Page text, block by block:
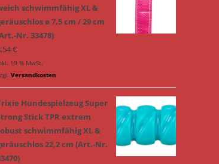
schwimmfähig XL &
ø 7,5 cm / 29 cm
Nr. 33478)
€
19 % MwSt.
Versandkosten
Hundespielzeug Super
Stick TPR extrem
schwimmfähig XL &
22,2 cm (Art.-Nr.